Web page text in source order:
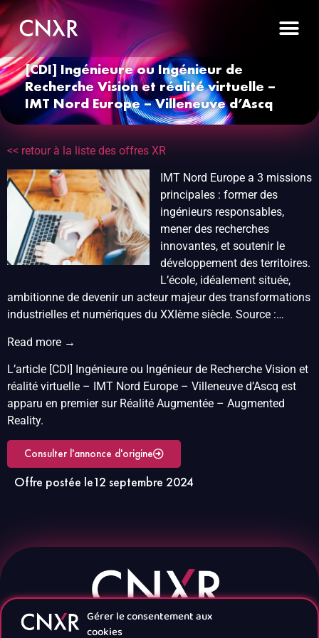
Gérer le consentement aux
cookies
[CDI] Ingénieure ou Ingénieur de
Recherche Vision et réalité virtuelle –
IMT Nord Europe – Villeneuve d’Ascq
<< retour à la liste des offres XR
IMT Nord Europe a 3 missions
principales : former des
ingénieurs responsables,
mener des recherches
innovantes, et soutenir le
développement des territoires.
L’école, idéalement située,
ambitionne de devenir un acteur majeur des transformations
industrielles et numériques du XXIème siècle. Source :…
Read more →
L’article [CDI] Ingénieure ou Ingénieur de Recherche Vision et
réalité virtuelle – IMT Nord Europe – Villeneuve d’Ascq est
apparu en premier sur Réalité Augmentée – Augmented
Reality.
Consulter l'annonce d'origine
Offre postée le12 septembre 2024